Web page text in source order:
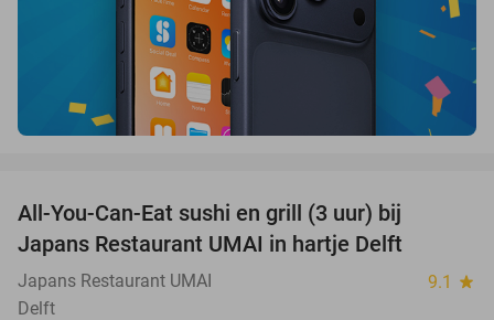
All-You-Can-Eat sushi en grill (3 uur) bij
Japans Restaurant UMAI in hartje Delft
Japans Restaurant UMAI 9.1 star
Delft